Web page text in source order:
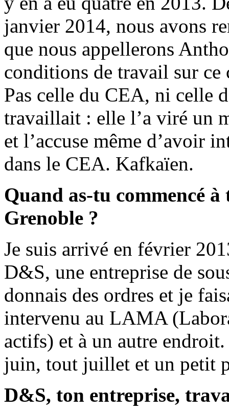
janvier 2014, nous avons
que nous appellerons
conditions de travail sur ce
Pas celle du CEA, ni celle
travaillait : elle l’a viré un
et l’accuse même d’avoir
dans le CEA. Kafkaïen.
Quand as-tu commencé
Grenoble ?
Je suis arrivé en février
D&S, une entreprise de
donnais des ordres et je
intervenu au LAMA
actifs) et à un autre
juin, tout juillet et un petit
D&S, ton entreprise,